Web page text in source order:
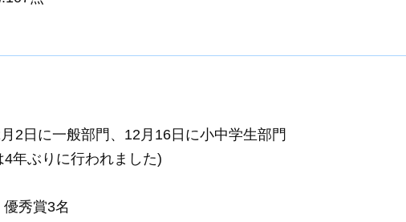
2日に一般部門、12月16日に小中学生部門
年ぶりに行われました)
秀賞3名